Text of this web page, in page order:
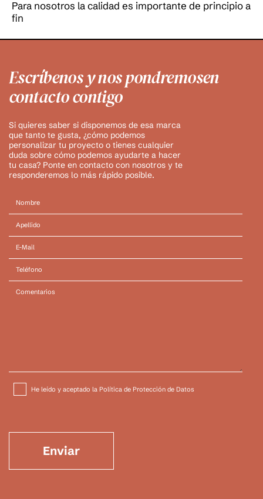
Para nosotros la calidad es importante de principio a
fin
Escríbenos y nos pondremosen
contacto contigo
Si quieres saber si disponemos de esa marca
que tanto te gusta, ¿cómo podemos
personalizar tu proyecto o tienes cualquier
duda sobre cómo podemos ayudarte a hacer
tu casa? Ponte en contacto con nosotros y te
responderemos lo más rápido posible.
He leído y aceptado la Política de Protección de Datos